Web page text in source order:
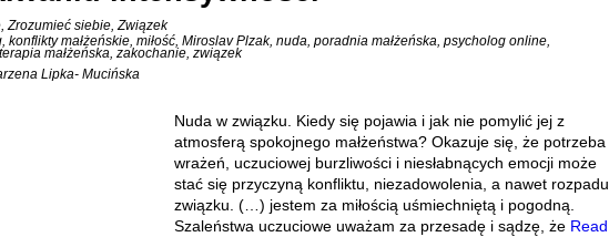
,Zrozumieć siebie,Związek
, konflikty małżeńskie, miłość, Miroslav Plzak, nuda, poradnia małżeńska, psycholog online,
terapia małżeńska, zakochanie, związek
Lipka- Mucińska
Nuda w związku. Kiedy się pojawia i jak nie pomylić jej z
atmosferą spokojnego małżeństwa? Okazuje się, że potrzeba
wrażeń, uczuciowej burzliwości i niesłabnących emocji może
stać się przyczyną konfliktu, niezadowolenia, a nawet rozpadu
związku. (…) jestem za miłością uśmiechniętą i pogodną.
Szaleństwa uczuciowe uważam za przesadę i sądzę, że Read